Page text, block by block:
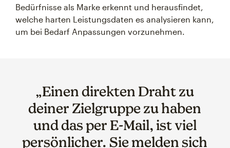
Bedürfnisse als Marke erkennt und herausfindet,
welche harten Leistungsdaten es analysieren kann,
um bei Bedarf Anpassungen vorzunehmen.
„Einen direkten Draht zu
deiner Zielgruppe zu haben
und das per E-Mail, ist viel
persönlicher. Sie melden sich